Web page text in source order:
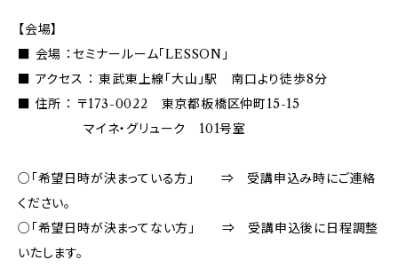
【会場】
■ 会場 ：セミナールーム「LESSON」
■ アクセス ： 東武東上線「大山」駅 南口より徒歩8分
■ 住所 ： 〒173-0022 東京都板橋区仲町15-15
マイネ・グリューク 101号室
○「希望日時が決まっている方」 ⇒ 受講申込み時にご連絡
ください。
○「希望日時が決まってない方」 ⇒ 受講申込後に日程調整
いたします。